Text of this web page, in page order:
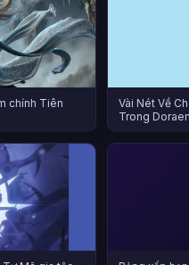
chính Tiên
Vài Nét Về
Trong